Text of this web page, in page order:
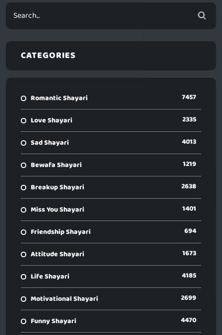
CATEGORIES
Romantic Shayari 7457
Love Shayari 2335
Sad Shayari 4013
Bewafa Shayari 1219
Breakup Shayari 2638
Miss You Shayari 1401
Friendship Shayari 694
Attitude Shayari 1673
Life Shayari 4185
Motivational Shayari 2699
Funny Shayari 4470